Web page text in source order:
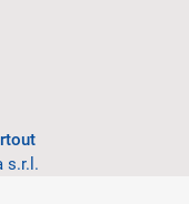
s.r.l.